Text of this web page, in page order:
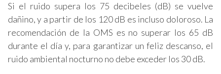
Si el ruido supera los 75 decibeles (dB) se vuelve
dañino, y a partir de los 120 dB es incluso doloroso. La
recomendación de la OMS es no superar los 65 dB
durante el día y, para garantizar un feliz descanso, el
ruido ambiental nocturno no debe exceder los 30 dB.